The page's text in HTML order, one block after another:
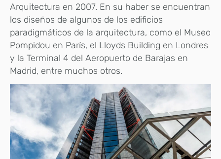
Arquitectura en 2007. En su haber se encuentran
los diseños de algunos de los edificios
paradigmáticos de la arquitectura, como el Museo
Pompidou en París, el Lloyds Building en Londres
y la Terminal 4 del Aeropuerto de Barajas en
Madrid, entre muchos otros.